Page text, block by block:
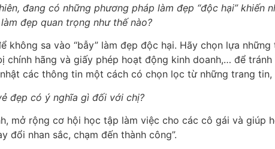
đang có những phương pháp làm đẹp “độc hại” khiến
đẹp quan trọng như thế nào?
sa vào “bẫy” làm đẹp độc hại. Hãy chọn lựa
hãng và giấy phép hoạt động kinh doanh,… để tránh
các thông tin một cách có chọn lọc từ những trang
đẹp có ý nghĩa gì đối với chị?
mở rộng cơ hội học tập làm việc cho các cô gái và giúp
đổi nhan sắc, chạm đến thành công”.